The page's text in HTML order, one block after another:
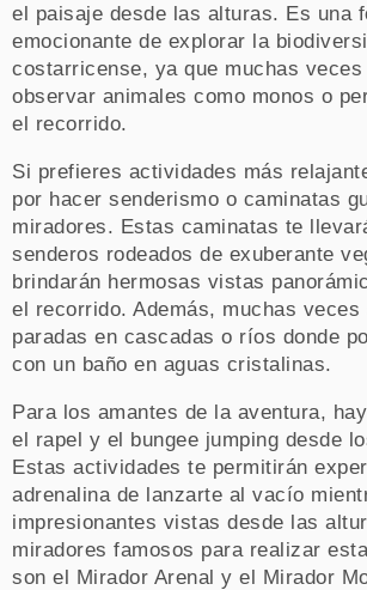
el paisaje desde las alturas. Es una
emocionante de explorar la
costarricense, ya que muchas veces
observar animales como monos o
el recorrido.
Si prefieres actividades más
por hacer senderismo o caminatas
miradores. Estas caminatas te
senderos rodeados de exuberante
brindarán hermosas vistas
el recorrido. Además, muchas veces
paradas en cascadas o ríos donde
con un baño en aguas cristalinas.
Para los amantes de la aventura,
el rapel y el bungee jumping desde
Estas actividades te permitirán
adrenalina de lanzarte al vacío
impresionantes vistas desde las
miradores famosos para realizar
son el Mirador Arenal y el Mirador